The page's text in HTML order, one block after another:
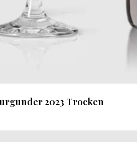
2023 Trocken